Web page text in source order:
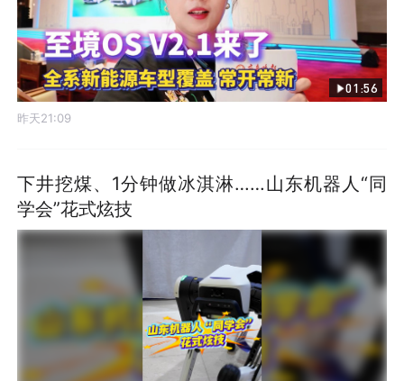
01:56
昨天21:09
下井挖煤、1分钟做冰淇淋……山东机器人“同
学会”花式炫技